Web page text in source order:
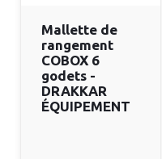
Mallette de
rangement
COBOX 6
godets -
DRAKKAR
ÉQUIPEMENT